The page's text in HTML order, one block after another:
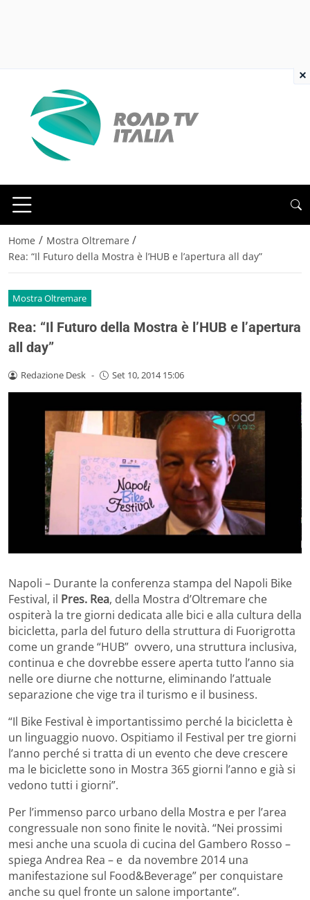
Home / Mostra Oltremare /
Rea: “Il Futuro della Mostra è l’HUB e l’apertura all day”
Mostra Oltremare
Rea: “Il Futuro della Mostra è l’HUB e l’apertura
all day”
Redazione Desk - Set 10, 2014 15:06
Napoli – Durante la conferenza stampa del Napoli Bike
Festival, il Pres. Rea, della Mostra d’Oltremare che
ospiterà la tre giorni dedicata alle bici e alla cultura della
bicicletta, parla del futuro della struttura di Fuorigrotta
come un grande “HUB” ovvero, una struttura inclusiva,
continua e che dovrebbe essere aperta tutto l’anno sia
nelle ore diurne che notturne, eliminando l’attuale
separazione che vige tra il turismo e il business.
“Il Bike Festival è importantissimo perché la bicicletta è
un linguaggio nuovo. Ospitiamo il Festival per tre giorni
l’anno perché si tratta di un evento che deve crescere
ma le biciclette sono in Mostra 365 giorni l’anno e già si
vedono tutti i giorni”.
Per l’immenso parco urbano della Mostra e per l’area
congressuale non sono finite le novità. “Nei prossimi
mesi anche una scuola di cucina del Gambero Rosso –
spiega Andrea Rea – e da novembre 2014 una
manifestazione sul Food&Beverage” per conquistare
anche su quel fronte un salone importante”.
×